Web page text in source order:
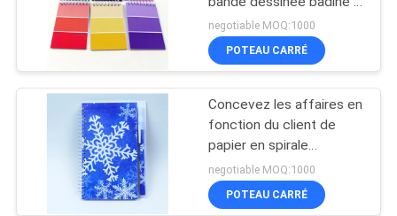
impression faite sur
commande de
journal
livre à couverture dure
coloré de carnet de
laiterie pour l'inscription
negotiable MOQ:1000
POTEAU CARRÉ
Concevez les affaires en
fonction du client de
papier en spirale
mignonnes d'étudiant
d'école de carnet
utilisant
negotiable MOQ:1000
POTEAU CARRÉ